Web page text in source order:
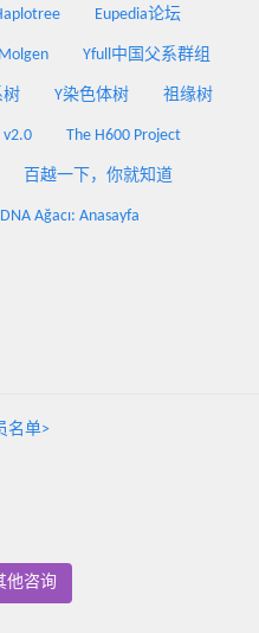
Eupedia论坛
Yfull中国父系群组
树 Y染色体树 祖缘树
v2.0 The H600 Project
百越一下，你就知道
Ağacı: Anasayfa
名单>
他咨询